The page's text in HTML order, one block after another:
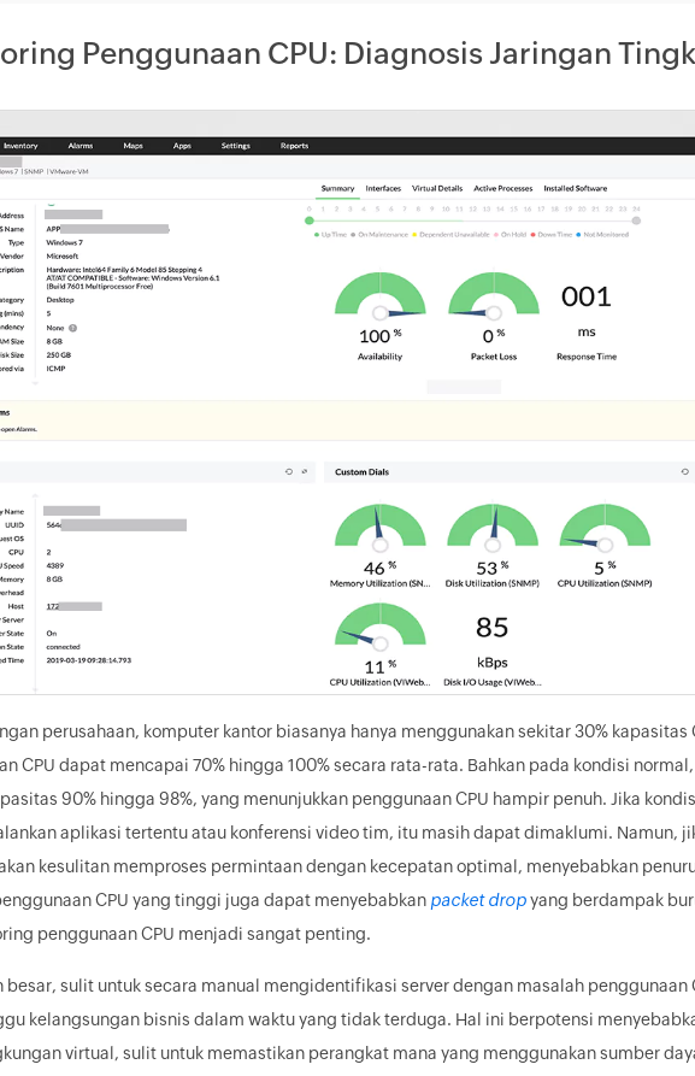
Penggunaan CPU: Diagnosis Jaringan
perusahaan, komputer kantor biasanya hanya menggunakan sekitar 30%
CPU dapat mencapai 70% hingga 100% secara rata-rata. Bahkan pada kondisi
90% hingga 98%, yang menunjukkan penggunaan CPU hampir penuh. Jika
aplikasi tertentu atau konferensi video tim, itu masih dapat dimaklumi. Namun,
akan kesulitan memproses permintaan dengan kecepatan optimal, menyebabkan
CPU yang tinggi juga dapat menyebabkan packet dropyang berdampak
penggunaan CPU menjadi sangat penting.
besar, sulit untuk secara manual mengidentifikasi server dengan masalah penggunaan
kelangsungan bisnis dalam waktu yang tidak terduga. Hal ini berpotensi
virtual, sulit untuk memastikan perangkat mana yang menggunakan sumber